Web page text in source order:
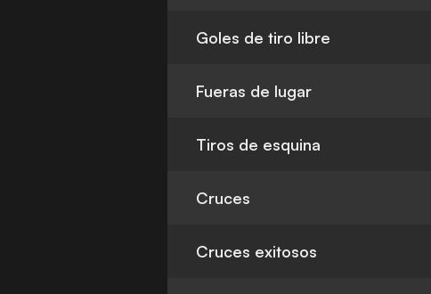
Goles de tiro libre
Fueras de lugar
Tiros de esquina
Cruces
Cruces exitosos